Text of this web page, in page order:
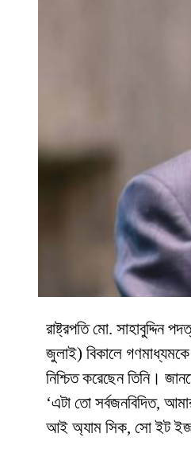
রাষ্ট্রপতি মো. সাহাবুদ্দিন
জুলাই) বিকালে গণমাধ্যমকে
নিশ্চিত করেছেন তিনি।
‘এটা তো সর্বজনবিদিত,
আই অ্যাম সিক, সো ইট